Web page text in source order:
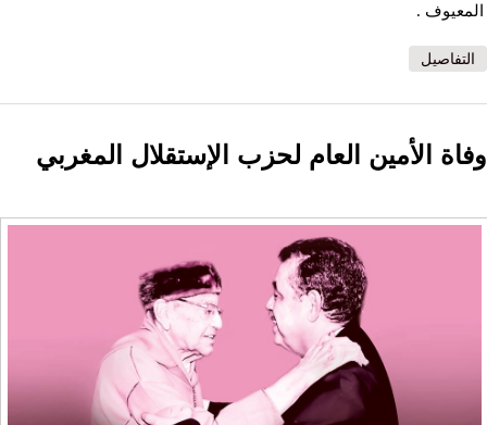
المعيوف .
التفاصيل
وفاة الأمين العام لحزب الإستقلال المغربي